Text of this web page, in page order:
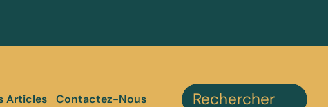
Articles Contactez-Nous